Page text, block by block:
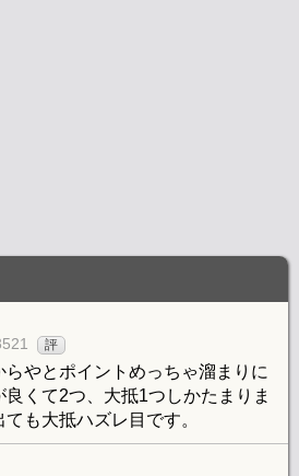
評
やとポイントめっちゃ溜まりに
良くて2つ、大抵1つしかたまりま
も大抵ハズレ目です。